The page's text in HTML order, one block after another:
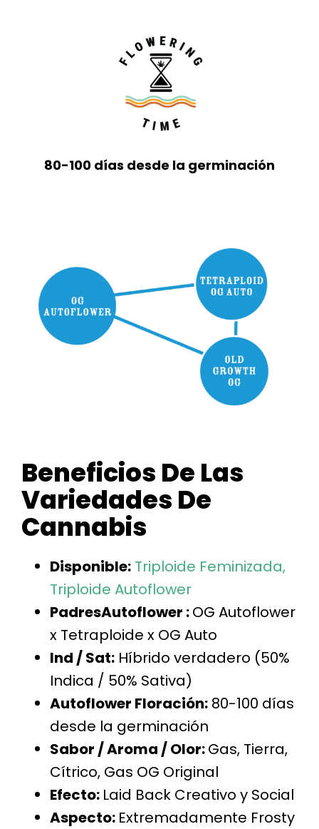
80-100 días desde la germinación
Beneficios De Las
Variedades De
Cannabis
Disponible: Triploide Feminizada,
Triploide Autoflower
PadresAutoflower :OG Autoflower
x Tetraploide x OG Auto
Ind / Sat:Híbrido verdadero (50%
Indica / 50% Sativa)
Autoflower Floración:80-100 días
desde la germinación
Sabor / Aroma / Olor:Gas, Tierra,
Cítrico, Gas OG Original
Efecto: Laid Back Creativo y Social
Aspecto: Extremadamente Frosty